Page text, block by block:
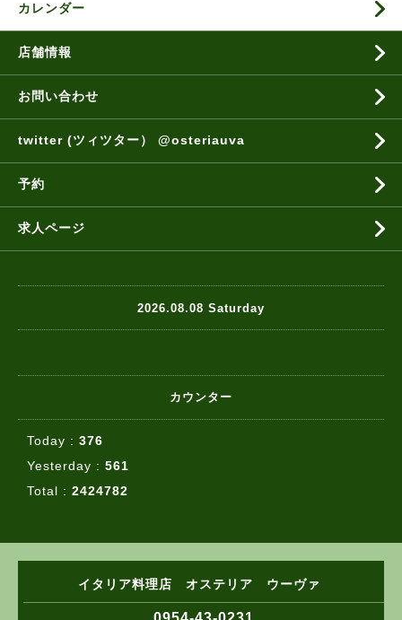
カレンダー
店舗情報
お問い合わせ
twitter (ツィツター） @osteriauva
予約
求人ページ
2026.08.08 Saturday
カウンター
Today : 376
Yesterday : 561
Total : 2424782
イタリア料理店 オステリア ウーヴァ